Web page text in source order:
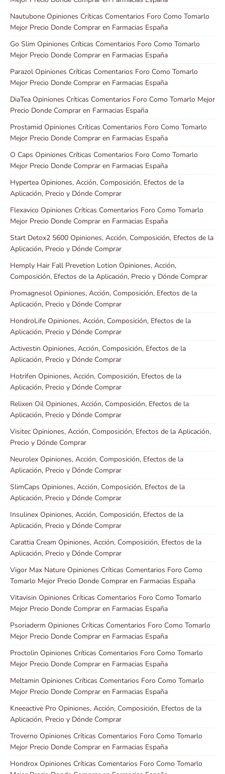
Nautubone Opiniones Críticas Comentarios Foro Como Tomarlo
Mejor Precio Donde Comprar en Farmacias España
Go Slim Opiniones Críticas Comentarios Foro Como Tomarlo
Mejor Precio Donde Comprar en Farmacias España
Parazol Opiniones Críticas Comentarios Foro Como Tomarlo
Mejor Precio Donde Comprar en Farmacias España
DiaTea Opiniones Críticas Comentarios Foro Como Tomarlo Mejor
Precio Donde Comprar en Farmacias España
Prostamid Opiniones Críticas Comentarios Foro Como Tomarlo
Mejor Precio Donde Comprar en Farmacias España
O Caps Opiniones Críticas Comentarios Foro Como Tomarlo
Mejor Precio Donde Comprar en Farmacias España
Hypertea Opiniones, Acción, Composición, Efectos de la
Aplicación, Precio y Dónde Comprar
Flexavico Opiniones Críticas Comentarios Foro Como Tomarlo
Mejor Precio Donde Comprar en Farmacias España
Start Detox2 5600 Opiniones, Acción, Composición, Efectos de la
Aplicación, Precio y Dónde Comprar
Hemply Hair Fall Prevetion Lotion Opiniones, Acción,
Composición, Efectos de la Aplicación, Precio y Dónde Comprar
Promagnesol Opiniones, Acción, Composición, Efectos de la
Aplicación, Precio y Dónde Comprar
HondroLife Opiniones, Acción, Composición, Efectos de la
Aplicación, Precio y Dónde Comprar
Activestin Opiniones, Acción, Composición, Efectos de la
Aplicación, Precio y Dónde Comprar
Hotrifen Opiniones, Acción, Composición, Efectos de la
Aplicación, Precio y Dónde Comprar
Relixen Oil Opiniones, Acción, Composición, Efectos de la
Aplicación, Precio y Dónde Comprar
Visitec Opiniones, Acción, Composición, Efectos de la Aplicación,
Precio y Dónde Comprar
Neurolex Opiniones, Acción, Composición, Efectos de la
Aplicación, Precio y Dónde Comprar
SlimCaps Opiniones, Acción, Composición, Efectos de la
Aplicación, Precio y Dónde Comprar
Insulinex Opiniones, Acción, Composición, Efectos de la
Aplicación, Precio y Dónde Comprar
Carattia Cream Opiniones, Acción, Composición, Efectos de la
Aplicación, Precio y Dónde Comprar
Vigor Max Nature Opiniones Críticas Comentarios Foro Como
Tomarlo Mejor Precio Donde Comprar en Farmacias España
Vitavisin Opiniones Críticas Comentarios Foro Como Tomarlo
Mejor Precio Donde Comprar en Farmacias España
Psoriaderm Opiniones Críticas Comentarios Foro Como Tomarlo
Mejor Precio Donde Comprar en Farmacias España
Proctolin Opiniones Críticas Comentarios Foro Como Tomarlo
Mejor Precio Donde Comprar en Farmacias España
Meltamin Opiniones Críticas Comentarios Foro Como Tomarlo
Mejor Precio Donde Comprar en Farmacias España
Kneeactive Pro Opiniones, Acción, Composición, Efectos de la
Aplicación, Precio y Dónde Comprar
Troverno Opiniones Críticas Comentarios Foro Como Tomarlo
Mejor Precio Donde Comprar en Farmacias España
Hondrox Opiniones Críticas Comentarios Foro Como Tomarlo